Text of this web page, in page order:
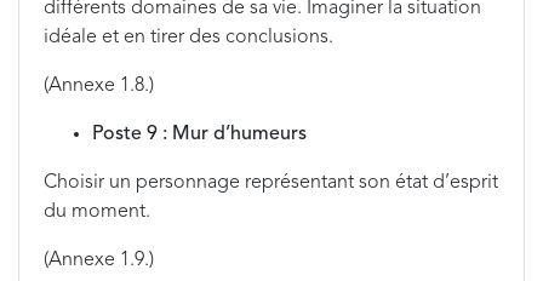
différents domaines de sa vie. Imaginer la situation
idéale et en tirer des conclusions.
(Annexe 1.8.)
Poste 9 : Mur d’humeurs
Choisir un personnage représentant son état d’esprit
du moment.
(Annexe 1.9.)